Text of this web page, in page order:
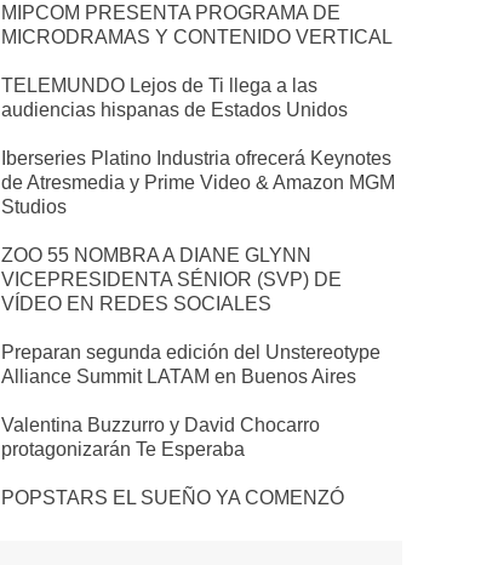
MIPCOM PRESENTA PROGRAMA DE
MICRODRAMAS Y CONTENIDO VERTICAL
TELEMUNDO Lejos de Ti llega a las
audiencias hispanas de Estados Unidos
Iberseries Platino Industria ofrecerá Keynotes
de Atresmedia y Prime Video & Amazon MGM
Studios
ZOO 55 NOMBRA A DIANE GLYNN
VICEPRESIDENTA SÉNIOR (SVP) DE
VÍDEO EN REDES SOCIALES
Preparan segunda edición del Unstereotype
Alliance Summit LATAM en Buenos Aires
Valentina Buzzurro y David Chocarro
protagonizarán Te Esperaba
POPSTARS EL SUEÑO YA COMENZÓ